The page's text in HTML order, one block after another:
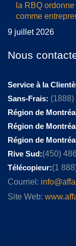
la RBQ
comme
9 juillet 2026
Nous
Service à la
Sans-Frais: (1888)
Région de
Région de
Région de
Rive Sud:(450)
Télécopieur:(1
Courriel:
Site Web: